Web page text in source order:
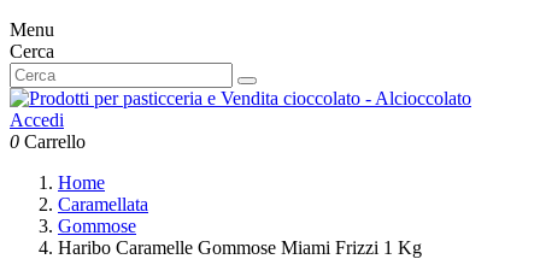
Menu
Cerca
Accedi
0 Carrello
Home
Caramellata
Gommose
Haribo Caramelle Gommose Miami Frizzi 1 Kg